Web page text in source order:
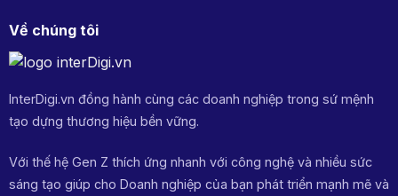
Về chúng tôi
InterDigi.vn đồng hành cùng các doanh nghiệp trong sứ mệnh
tạo dựng thương hiệu bền vững.
Với thế hệ Gen Z thích ứng nhanh với công nghệ và nhiều sức
sáng tạo giúp cho Doanh nghiệp của bạn phát triển mạnh mẽ và